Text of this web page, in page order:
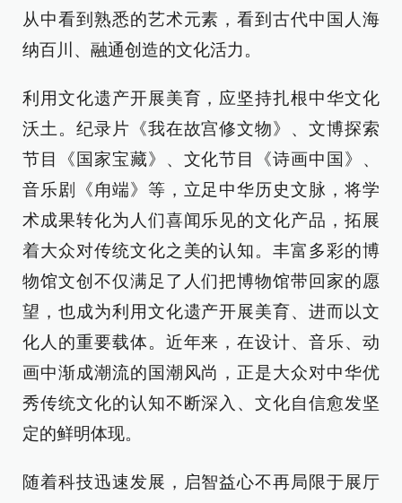
从中看到熟悉的艺术元素，看到古代中国人海
纳百川、融通创造的文化活力。
利用文化遗产开展美育，应坚持扎根中华文化
沃土。纪录片《我在故宫修文物》、文博探索
节目《国家宝藏》、文化节目《诗画中国》、
音乐剧《甪端》等，立足中华历史文脉，将学
术成果转化为人们喜闻乐见的文化产品，拓展
着大众对传统文化之美的认知。丰富多彩的博
物馆文创不仅满足了人们把博物馆带回家的愿
望，也成为利用文化遗产开展美育、进而以文
化人的重要载体。近年来，在设计、音乐、动
画中渐成潮流的国潮风尚，正是大众对中华优
秀传统文化的认知不断深入、文化自信愈发坚
定的鲜明体现。
随着科技迅速发展，启智益心不再局限于展厅